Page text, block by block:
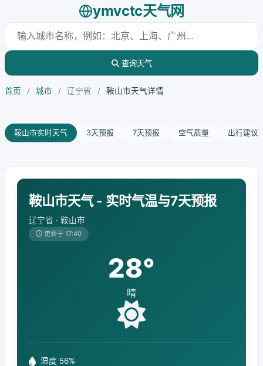
ymvctc天气网
查询天气
首页 / 城市 / 辽宁省 / 鞍山市天气详情
鞍山市实时天气 3天预报 7天预报 空气质量 出行建议
鞍山市天气 - 实时气温与7天预报
辽宁省 · 鞍山市
更新于 17:40
28°
晴
湿度 56%